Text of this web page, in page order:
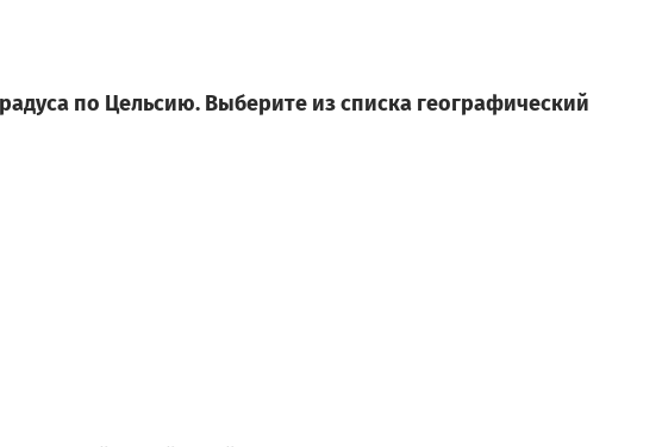
по Цельсию. Выберите из списка географический